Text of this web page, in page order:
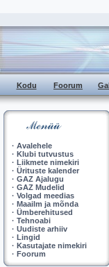
Kodu Foorum
· Avalehele
· Klubi tutvustus
· Liikmete nimekiri
· Ürituste kalender
· GAZ Ajalugu
· GAZ Mudelid
· Volgad meedias
· Maailm ja mõnda
· Ümberehitused
· Tehnoabi
· Uudiste arhiiv
· Lingid
· Kasutajate nimekiri
· Foorum